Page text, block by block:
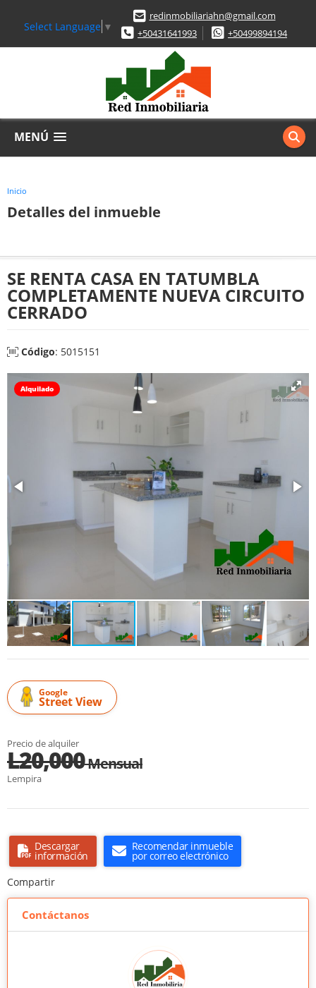
Select Language ▼
redinmobiliariahn@gmail.com
+50431641993
+50499894194
MENÚ
Inicio
Detalles del inmueble
SE RENTA CASA EN TATUMBLA
COMPLETAMENTE NUEVA CIRCUITO
CERRADO
Código: 5015151
Alquilado
Google
Street View
Precio de alquiler
L20,000Mensual
Lempira
Descargar
información
Recomendar inmueble
por correo electrónico
Compartir
Contáctanos